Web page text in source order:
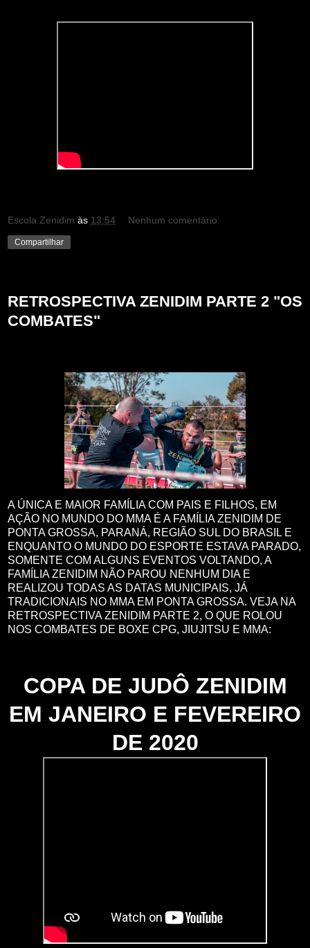
Escola Zenidim às 13:54 Nenhum comentário:
Compartilhar
RETROSPECTIVA ZENIDIM PARTE 2 "OS
COMBATES"
A ÚNICA E MAIOR FAMÍLIA COM PAIS E FILHOS, EM
AÇÃO NO MUNDO DO MMA É A FAMÍLIA ZENIDIM DE
PONTA GROSSA, PARANÁ, REGIÃO SUL DO BRASIL E
ENQUANTO O MUNDO DO ESPORTE ESTAVA PARADO,
SOMENTE COM ALGUNS EVENTOS VOLTANDO, A
FAMÍLIA ZENIDIM NÃO PAROU NENHUM DIA E
REALIZOU TODAS AS DATAS MUNICIPAIS, JÁ
TRADICIONAIS NO MMA EM PONTA GROSSA. VEJA NA
RETROSPECTIVA ZENIDIM PARTE 2, O QUE ROLOU
NOS COMBATES DE BOXE CPG, JIUJITSU E MMA:
COPA DE JUDÔ ZENIDIM
EM JANEIRO E FEVEREIRO
DE 2020